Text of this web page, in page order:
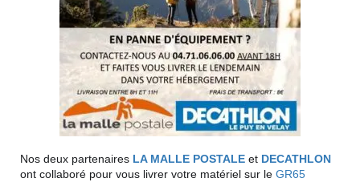
Nos deux partenaires LA MALLE POSTALE et DECATHLON
ont collaboré pour vous livrer votre matériel sur le GR65